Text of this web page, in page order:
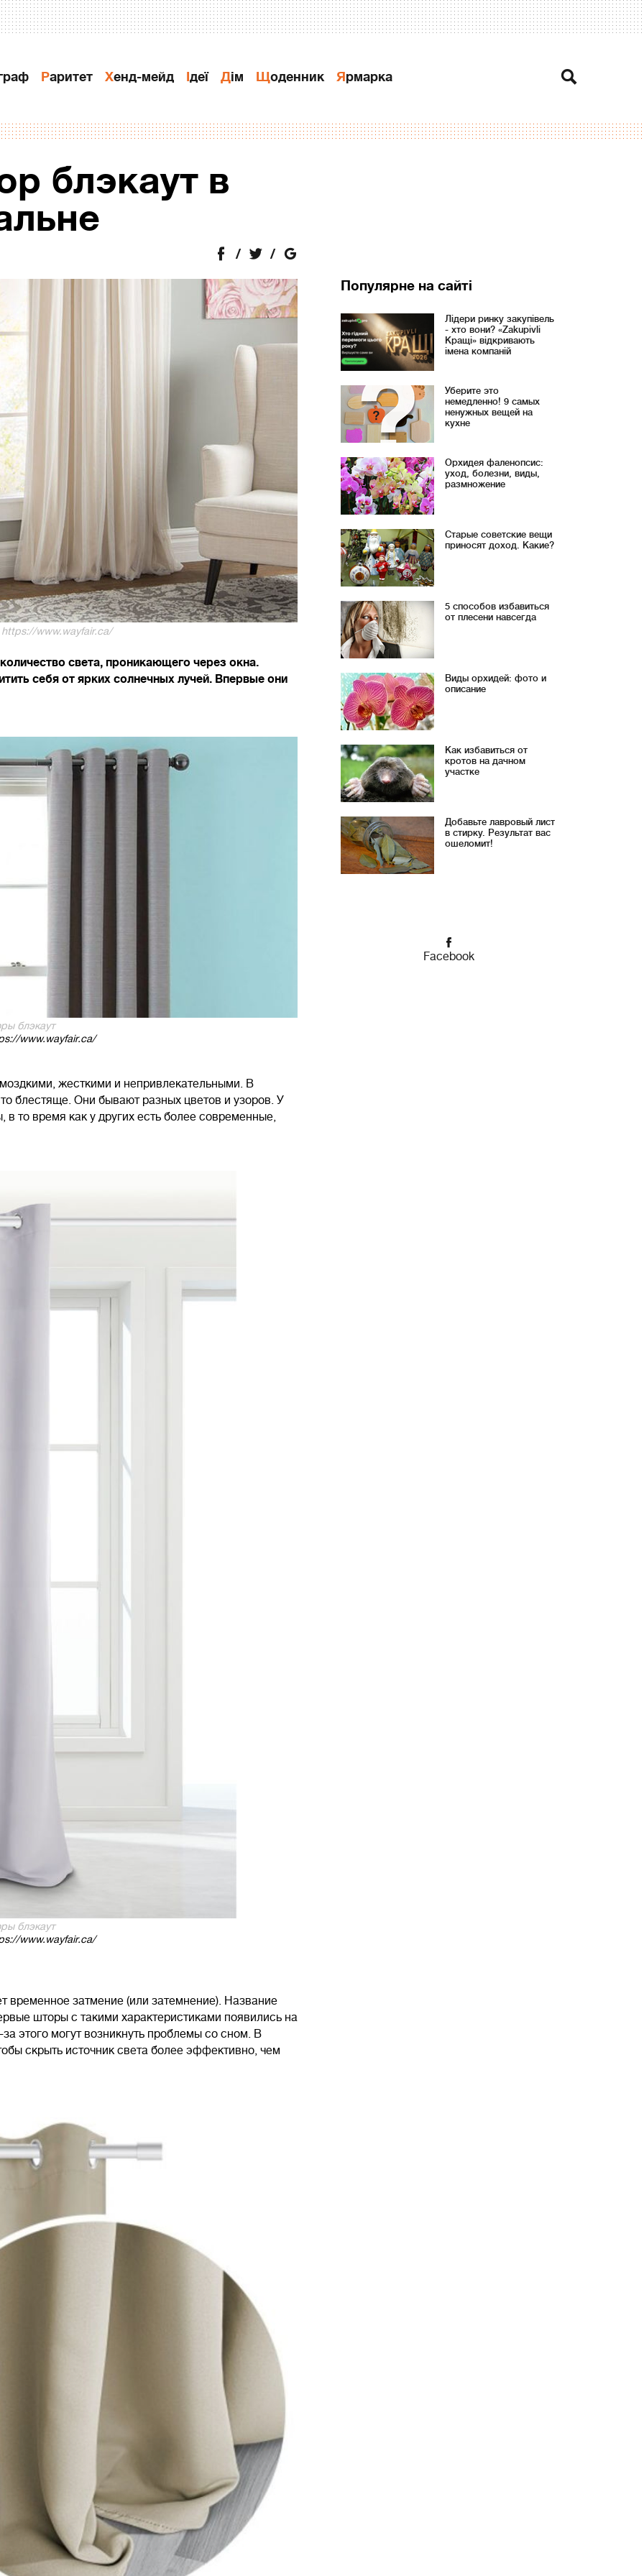
Раритет Хенд-мейд Ідеї Дiм Щоденник Ярмарка
блэкаут в
www.wayfair.ca/
света, проникающего через окна.
себя от ярких солнечных лучей. Впервые они
блэкаут
www.wayfair.ca/
жесткими и непривлекательными. В
блестяще. Они бывают разных цветов и узоров. У
в то время как у других есть более современные,
блэкаут
www.wayfair.ca/
временное затмение (или затемнение). Название
шторы с такими характеристиками появились на
этого могут возникнуть проблемы со сном. В
скрыть источник света более эффективно, чем
Популярне на сайті
Лідери ринку закупівель
- хто вони? «Zakupivli
Кращі» відкривають
імена компаній
Уберите это
немедленно! 9 самых
ненужных вещей на
кухне
Орхидея фаленопсис:
уход, болезни, виды,
размножение
Старые советские вещи
приносят доход. Какие?
5 способов избавиться
от плесени навсегда
Виды орхидей: фото и
описание
Как избавиться от
кротов на дачном
участке
Добавьте лавровый лист
в стирку. Результат вас
ошеломит!
Facebook